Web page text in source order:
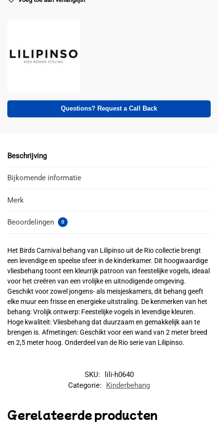
Questions? Request a Call Back
Beschrijving
Bijkomende informatie
Merk
Beoordelingen 0
Het Birds Carnival behang van Lilipinso uit de Rio collectie brengt
een levendige en speelse sfeer in de kinderkamer. Dit hoogwaardige
vliesbehang toont een kleurrijk patroon van feestelijke vogels, ideaal
voor het creëren van een vrolijke en uitnodigende omgeving.
Geschikt voor zowel jongens- als meisjeskamers, dit behang geeft
elke muur een frisse en energieke uitstraling. De kenmerken van het
behang: Vrolijk ontwerp: Feestelijke vogels in levendige kleuren.
Hoge kwaliteit: Vliesbehang dat duurzaam en gemakkelijk aan te
brengen is. Afmetingen: Geschikt voor een wand van 2 meter breed
en 2,5 meter hoog. Onderdeel van de Rio serie van Lilipinso.
SKU:
lili-h0640
Categorie:
Kinderbehang
Gerelateerde producten